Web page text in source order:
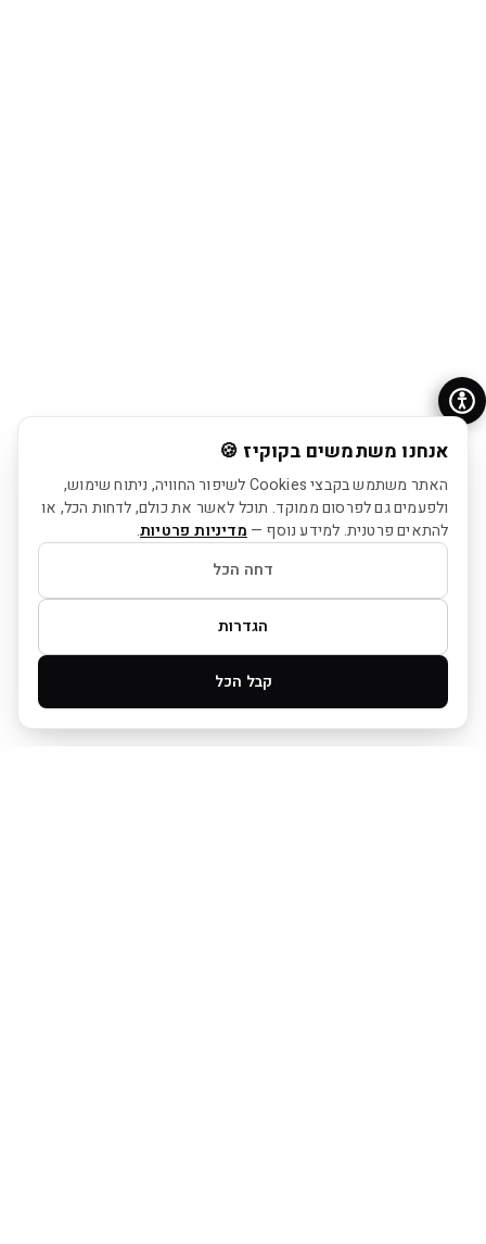
אנחנו משתמשים בקוקיז 🍪
האתר משתמש בקבצי Cookies לשיפור החוויה, ניתוח שימוש,
ולפעמים גם לפרסום ממוקד. תוכל לאשר את כולם, לדחות הכל, או
להתאים פרטנית. למידע נוסף — מדיניות פרטיות.
דחה הכל
הגדרות
קבל הכל